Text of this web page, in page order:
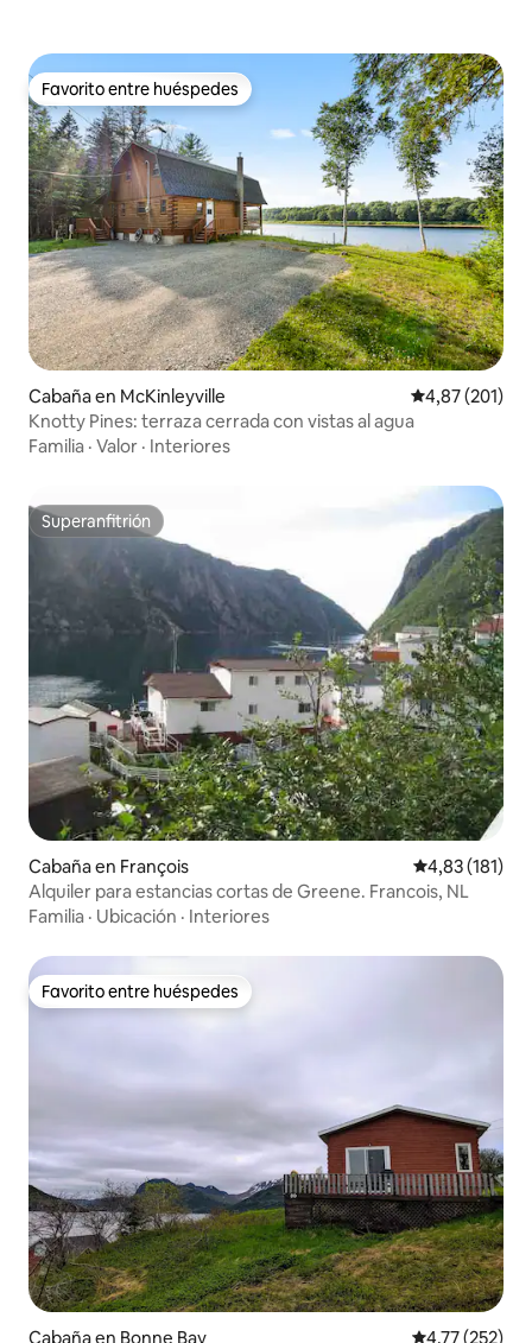
Favorito entre huéspedes
Favorito entre huéspedes
Cabaña en McKinleyville Calificación
4,87 (201)
Knotty Pines: terraza cerrada con vistas al agua
Familia · Valor · Interiores
Superanfitrión
Superanfitrión
Cabaña en François Calificación
4,83 (181)
Alquiler para estancias cortas de Greene. Francois, NL
Familia · Ubicación · Interiores
Favorito entre huéspedes
Favorito entre huéspedes
Cabaña en Bonne Bay Calificación
4,77 (252)